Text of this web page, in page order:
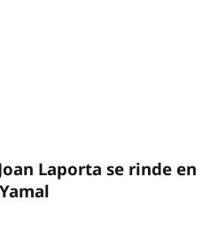
Laporta se rinde en